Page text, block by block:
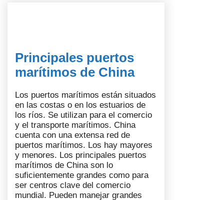
Principales puertos
marítimos de China
Los puertos marítimos están situados
en las costas o en los estuarios de
los ríos. Se utilizan para el comercio
y el transporte marítimos. China
cuenta con una extensa red de
puertos marítimos. Los hay mayores
y menores. Los principales puertos
marítimos de China son lo
suficientemente grandes como para
ser centros clave del comercio
mundial. Pueden manejar grandes